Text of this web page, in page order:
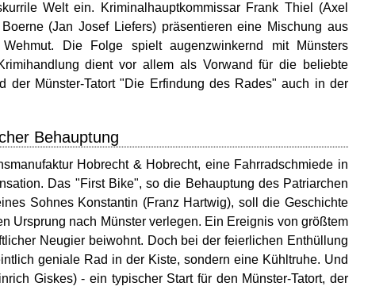
Welt ein. Kriminalhauptkommissar Frank Thiel (Axel
(Jan Josef Liefers) präsentieren eine Mischung aus
Die Folge spielt augenzwinkernd mit Münsters
dient vor allem als Vorwand für die beliebte
der Münster-Tatort "Die Erfindung des Rades" auch in der
Behauptung
Hobrecht & Hobrecht, eine Fahrradschmiede in
Das "First Bike", so die Behauptung des Patriarchen
Sohnes Konstantin (Franz Hartwig), soll die Geschichte
Ursprung nach Münster verlegen. Ein Ereignis von größtem
Neugier beiwohnt. Doch bei der feierlichen Enthüllung
geniale Rad in der Kiste, sondern eine Kühltruhe. Und
Giskes) - ein typischer Start für den Münster-Tatort, der